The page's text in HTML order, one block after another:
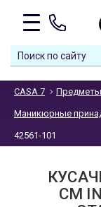
CASA 7
Маникюрные
42561-101
СМ